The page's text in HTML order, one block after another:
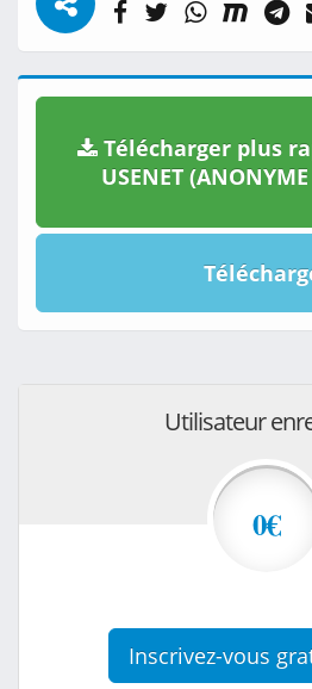
Télécharger plus
USENET
Utilisateur
0€
Inscrivez-vous